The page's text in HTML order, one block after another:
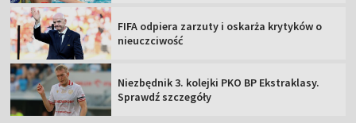
FIFA odpiera zarzuty i oskarża krytyków o
nieuczciwość
Niezbędnik 3. kolejki PKO BP Ekstraklasy.
Sprawdź szczegóły